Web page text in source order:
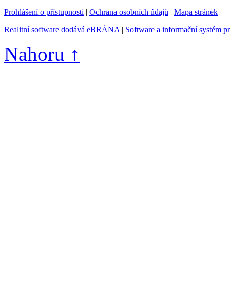
Prohlášení o přístupnosti | Ochrana osobních údajů | Mapa stránek
Realitní software dodává eBRÁNA | Software a informační systém
Nahoru ↑